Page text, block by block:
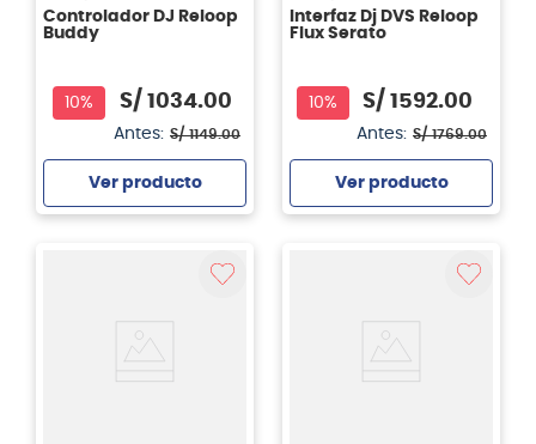
Controlador DJ Reloop
Buddy
10% S/ 1034.00
Antes: S/ 1149.00
Ver producto
Interfaz Dj DVS Reloop
Flux Serato
10% S/ 1592.00
Antes: S/ 1769.00
Ver producto